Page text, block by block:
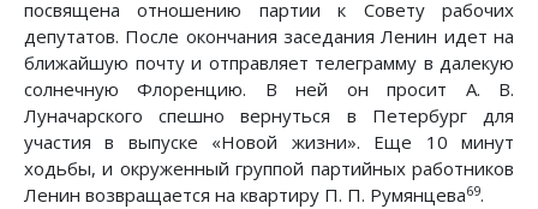
посвящена отношению партии к Совету рабочих
депутатов. После окончания заседания Ленин идет на
ближайшую почту и отправляет телеграмму в далекую
солнечную Флоренцию. В ней он просит А. В.
Луначарского спешно вернуться в Петербург для
участия в выпуске «Новой жизни». Еще 10 минут
ходьбы, и окруженный группой партийных работников
Ленин возвращается на квартиру П. П. Румянцева69.